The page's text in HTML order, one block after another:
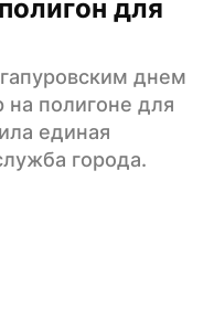
для
днем
полигоне для
единая
города.